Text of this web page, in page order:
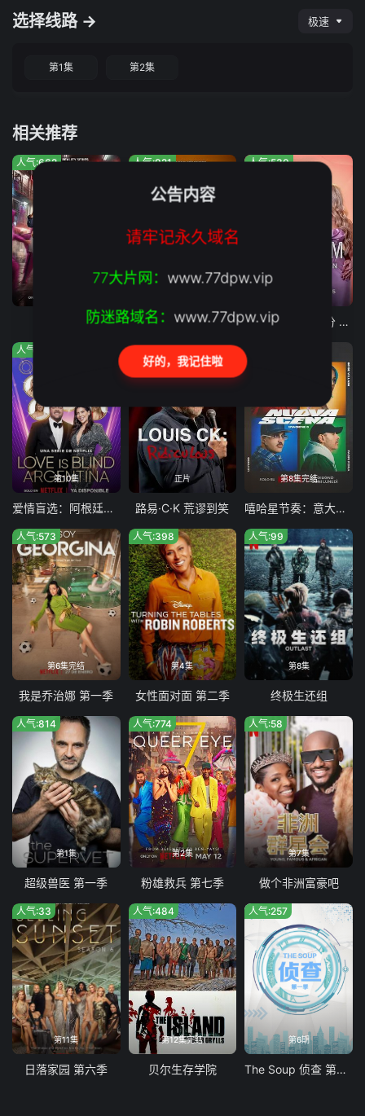
选择线路 → 极速
第1集 第2集
相关推荐
人气:662
囚牢生存战
人气:921
哈利的绝配情人
人气:530
最后通牒不结就分 第四季
第10集
人气:123
爱情盲选：阿根廷篇第二季
正片
人气:966
路易·C·K 荒谬到笑
第8集完结
嘻哈星节奏：意大利篇第三季
第6集完结
人气:573
我是乔治娜 第一季
第4集
人气:398
女性面对面 第二季
第8集
人气:99
终极生还组
第1集
人气:814
超级兽医 第一季
第2集
人气:774
粉雄救兵 第七季
第7集
人气:58
做个非洲富豪吧
第11集
人气:33
日落家园 第六季
第12集完结
人气:484
贝尔生存学院
第6期
人气:257
The Soup 侦查 第一季
公告内容
请牢记永久域名
77大片网： www.77dpw.vip
防迷路域名： www.77dpw.vip
好的，我记住啦